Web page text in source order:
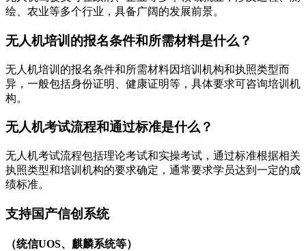
绘、农业等多个行业，具备广阔的发展前景。
无人机培训的报名条件和所需材料是什么？
无人机培训的报名条件和所需材料因培训机构和执照类型而
异，一般包括身份证明、健康证明等，具体要求可咨询培训机
构。
无人机考试流程和通过标准是什么？
无人机考试流程包括理论考试和实操考试，通过标准根据相关
执照类型和培训机构的要求确定，通常要求学员达到一定的成
绩标准。
支持国产信创系统
（统信UOS、麒麟系统等）